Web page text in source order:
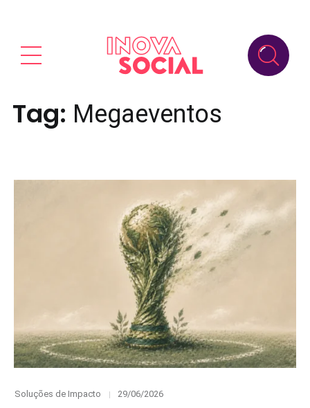
Tag: Megaeventos
Category
Soluções de Impacto
Posted
29/06/2026